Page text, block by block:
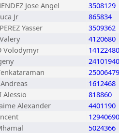
Jose Angel
3508129
Jr
865834
Yasser
3509362
4120680
Volodymyr
14122480
24101940
25006479
1612468
Alessio
818860
Alexander
4401190
12940690
5024366